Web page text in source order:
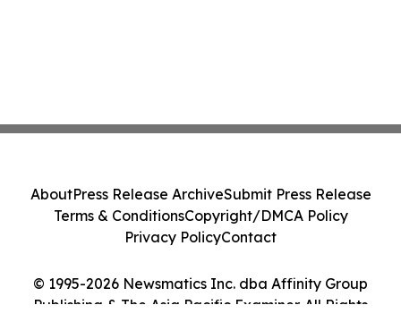
© 1995-2026 Newsmatics Inc. dba Affinity Group
Publishing & The Asia Pacific Examiner. All Rights
AboutPress Release ArchiveSubmit Press Release
Terms & ConditionsCopyright/DMCA Policy
Privacy PolicyContact